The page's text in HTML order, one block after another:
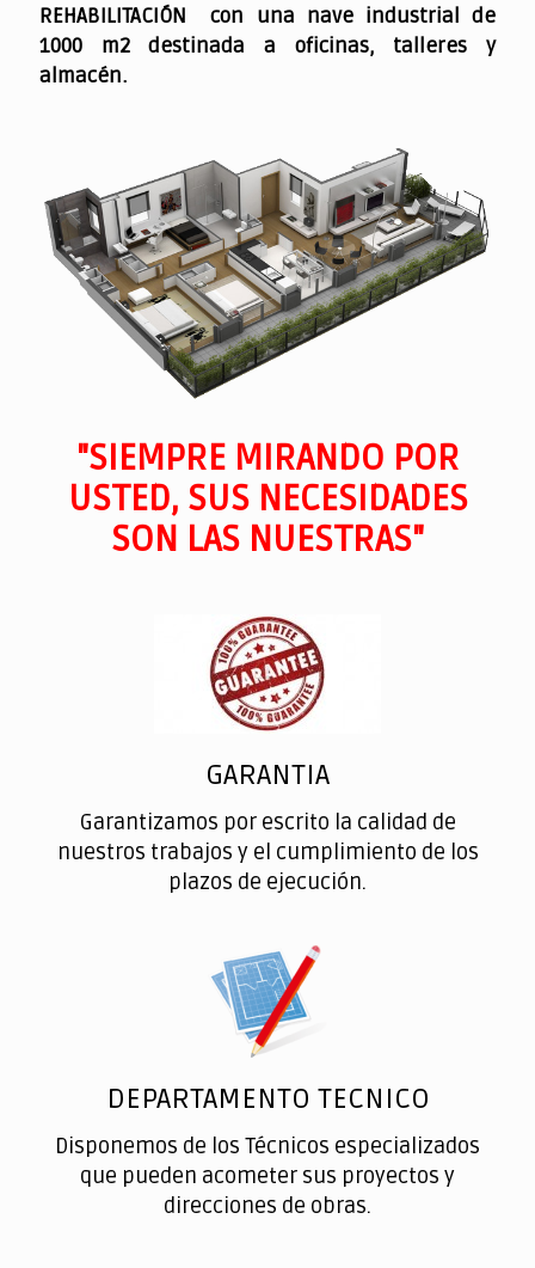
REHABILITACIÓN con una nave industrial de
1000 m2 destinada a oficinas, talleres y
almacén.
"SIEMPRE MIRANDO POR
USTED, SUS NECESIDADES
SON LAS NUESTRAS"
GARANTIA
Garantizamos por escrito la calidad de
nuestros trabajos y el cumplimiento de los
plazos de ejecución.
DEPARTAMENTO TECNICO
Disponemos de los Técnicos especializados
que pueden acometer sus proyectos y
direcciones de obras.